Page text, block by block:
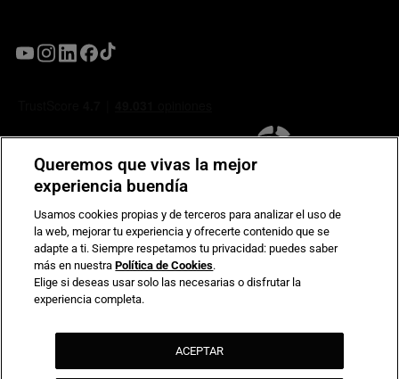
Compromiso de seguridad en pagos electrónicos
Queremos que vivas la mejor
experiencia buendía
Usamos cookies propias y de terceros para analizar el uso de
la web, mejorar tu experiencia y ofrecerte contenido que se
adapte a ti. Siempre respetamos tu privacidad: puedes saber
más en nuestraPolítica de Cookies.
Elige si deseas usar solo las necesarias o disfrutar la
experiencia completa.
ACEPTAR